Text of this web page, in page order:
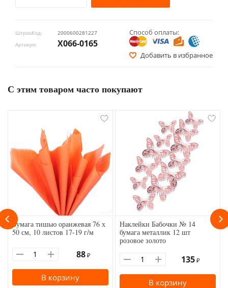
ШтрихКод:
2000600281227
Артикул:
Х066-0165
Способ оплаты:
Добавить в избранное
С этим товаром часто покупают
Бумага тишью оранжевая 76 х
50 см, 10 листов 17-19 г/м
88 ₽
В корзину
Наклейки Бабочки № 14
бумага металлик 12 шт
розовое золото
135 ₽
В корзину